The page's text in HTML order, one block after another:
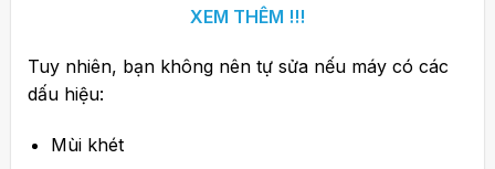
XEM THÊM !!!
Tuy nhiên, bạn không nên tự sửa nếu máy có các
dấu hiệu:
Mùi khét